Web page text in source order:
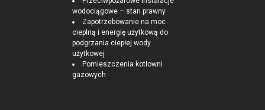
wodociągowe – stan prawny
Zapotrzebowanie na moc
cieplną i energię użytkową do
podgrzania ciepłej wody
użytkowej
Pomieszczenia kotłowni
gazowych